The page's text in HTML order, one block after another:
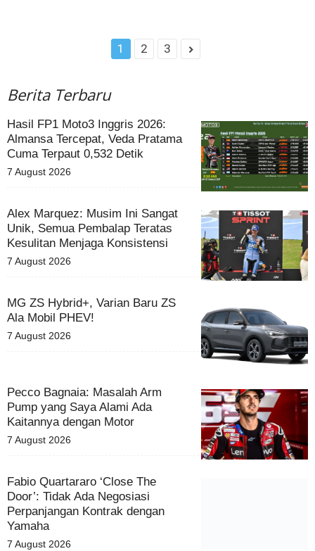
1 2 3
Berita Terbaru
Hasil FP1 Moto3 Inggris 2026:
Almansa Tercepat, Veda Pratama
Cuma Terpaut 0,532 Detik
7 August 2026
Alex Marquez: Musim Ini Sangat
Unik, Semua Pembalap Teratas
Kesulitan Menjaga Konsistensi
7 August 2026
MG ZS Hybrid+, Varian Baru ZS
Ala Mobil PHEV!
7 August 2026
Pecco Bagnaia: Masalah Arm
Pump yang Saya Alami Ada
Kaitannya dengan Motor
7 August 2026
Fabio Quartararo ‘Close The
Door’: Tidak Ada Negosiasi
Perpanjangan Kontrak dengan
Yamaha
7 August 2026